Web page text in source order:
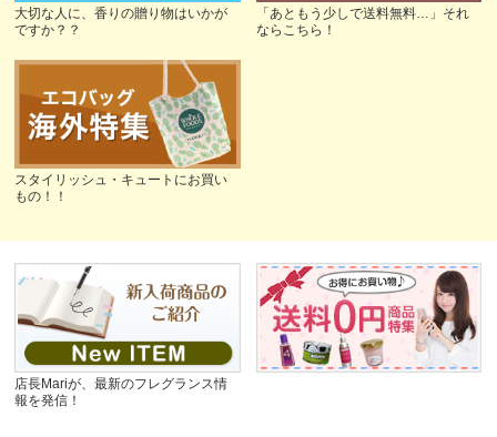
大切な人に、香りの贈り物はいかが
ですか？？
「あともう少しで送料無料…」それ
ならこちら！
スタイリッシュ・キュートにお買い
もの！！
店長Mariが、最新のフレグランス情
報を発信！